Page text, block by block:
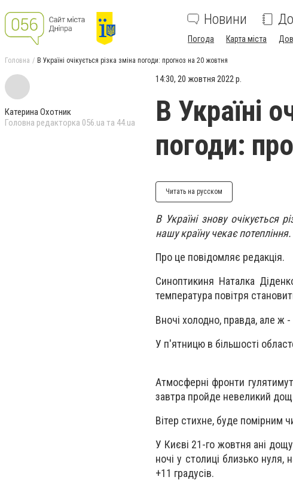
Новини
Погода Карта міста
Головна В Україні очікується різка зміна погоди: прогноз на 20 жовтня
Катерина Охотник
Головна редакторка 056.ua та 44.ua
14:30, 20 жовтня 2022 р.
В Україні
погоди:
Читать на русском
В Україні знову очікується
нашу країну чекає потепління.
Про це повідомляє редакція.
Синоптикиня Наталка
температура повітря
Вночі холодно, правда, але ж
У п'ятницю в більшості
Атмосферні фронти
завтра пройде невеликий
Вітер стихне, буде помірним
У Києві 21-го жовтня ані
ночі у столиці близько
+11 градусів.